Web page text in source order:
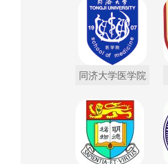
同济大学医学院